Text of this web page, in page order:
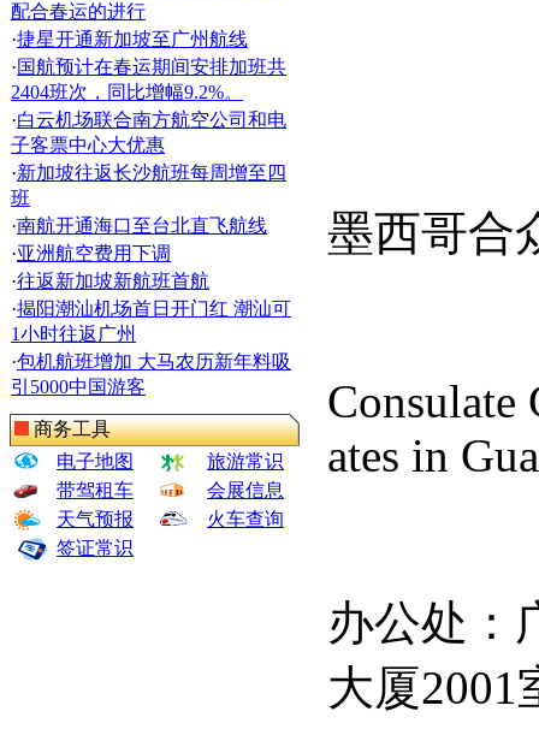
配合春运的进行
·捷星开通新加坡至广州航线
·国航预计在春运期间安排加班共
2404班次，同比增幅9.2%。
·白云机场联合南方航空公司和电
子客票中心大优惠
·新加坡往返长沙航班每周增至四
班
·南航开通海口至台北直飞航线
·亚洲航空费用下调
·往返新加坡新航班首航
·揭阳潮汕机场首日开门红 潮汕可
1小时往返广州
·包机航班增加 大马农历新年料吸
引5000中国游客
商务工具
电子地图
旅游常识
带驾租车
会展信息
天气预报
火车查询
签证常识
墨西哥合
Consulate
ates in
办公处：
大厦2001